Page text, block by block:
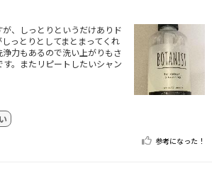
、しっとりというだけありド
っとりとしてまとまってくれ
力もあるので洗い上がりもさ
。またリピートしたいシャン
参考になった！